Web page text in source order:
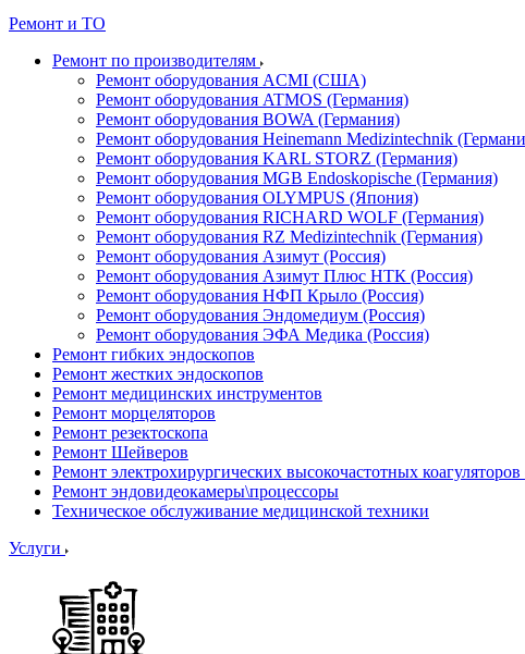
Ремонт и ТО
Ремонт по производителям
Ремонт оборудования ACMI (США)
Ремонт оборудования ATMOS (Германия)
Ремонт оборудования BOWA (Германия)
Ремонт оборудования Heinemann Medizintechnik
Ремонт оборудования KARL STORZ (Германия)
Ремонт оборудования MGB Endoskopische (Германия)
Ремонт оборудования OLYMPUS (Япония)
Ремонт оборудования RICHARD WOLF (Германия)
Ремонт оборудования RZ Medizintechnik (Германия)
Ремонт оборудования Азимут (Россия)
Ремонт оборудования Азимут Плюс НТК (Россия)
Ремонт оборудования НФП Крыло (Россия)
Ремонт оборудования Эндомедиум (Россия)
Ремонт оборудования ЭФА Медика (Россия)
Ремонт гибких эндоскопов
Ремонт жестких эндоскопов
Ремонт медицинских инструментов
Ремонт морцеляторов
Ремонт резектоскопа
Ремонт Шейверов
Ремонт электрохирургических высокочастотных
Ремонт эндовидеокамеры\процессоры
Техническое обслуживание медицинской техники
Услуги